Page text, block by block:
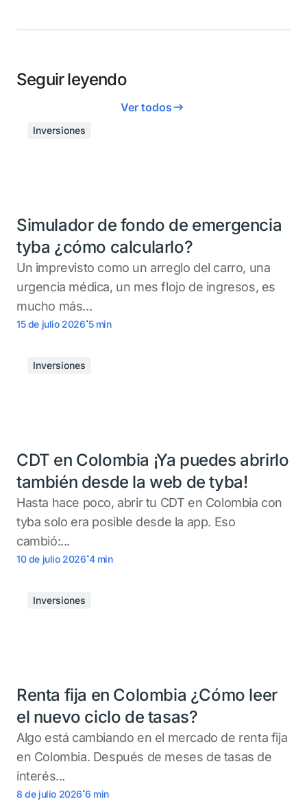
Seguir leyendo
Ver todos
Inversiones
Simulador de fondo de emergencia
tyba ¿cómo calcularlo?
Un imprevisto como un arreglo del carro, una
urgencia médica, un mes flojo de ingresos, es
mucho más...
15 de julio 2026.5 min
Inversiones
CDT en Colombia ¡Ya puedes abrirlo
también desde la web de tyba!
Hasta hace poco, abrir tu CDT en Colombia con
tyba solo era posible desde la app. Eso
cambió:...
10 de julio 2026.4 min
Inversiones
Renta fija en Colombia ¿Cómo leer
el nuevo ciclo de tasas?
Algo está cambiando en el mercado de renta fija
en Colombia. Después de meses de tasas de
interés...
8 de julio 2026.6 min